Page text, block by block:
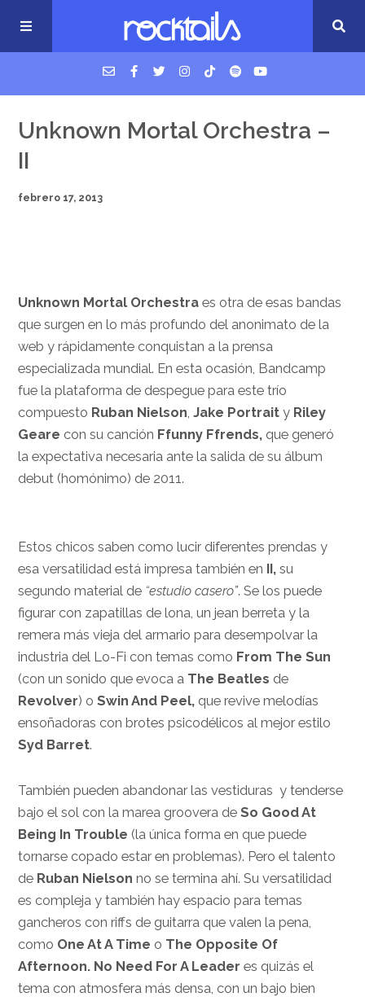
USM Podcast
Cigarrillos en la cama
Unknown Mortal Orchestra –
II
febrero 17, 2013
Unknown Mortal Orchestra es otra de esas bandas
que surgen en lo más profundo del anonimato de la
web y rápidamente conquistan a la prensa
especializada mundial. En esta ocasión, Bandcamp
fue la plataforma de despegue para este trío
compuesto Ruban Nielson,Jake Portrait y Riley
Geare con su canción Ffunny Ffrends,que generó
la expectativa necesaria ante la salida de su álbum
debut (homónimo) de 2011.
Estos chicos saben como lucir diferentes prendas y
esa versatilidad está impresa también en II,su
segundo material de “estudio casero”. Se los puede
figurar con zapatillas de lona, un jean berreta y la
remera más vieja del armario para desempolvar la
industria del Lo-Fi con temas como From The Sun
(con un sonido que evoca a The Beatles de
Revolver) oSwin And Peel,que revive melodías
ensoñadoras con brotes psicodélicos al mejor estilo
Syd Barret.
También pueden abandonar las vestiduras y tenderse
bajo el sol con la marea groovera deSo Good At
Being In Trouble (la única forma en que puede
tornarse copado estar en problemas). Pero el talento
de Ruban Nielson no se termina ahí. Su versatilidad
es compleja y también hay espacio para temas
gancheros con riffs de guitarra que valen la pena,
como One At A Time o The Opposite Of
Afternoon. No Need For A Leader es quizás el
tema con atmosfera más densa, con un bajo bien